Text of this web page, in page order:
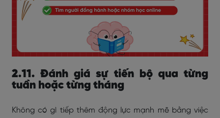
2.11. Đánh giá sự tiến bộ qua từng
tuần hoặc từng tháng
Không có gì tiếp thêm động lực mạnh mẽ bằng việc